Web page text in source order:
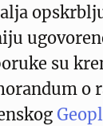
su
o